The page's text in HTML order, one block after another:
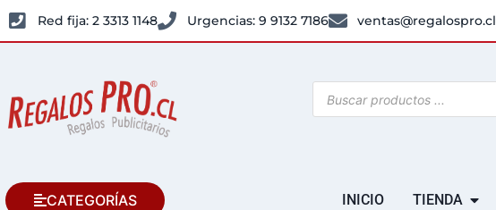
Red fija: 2 3313 1148 Urgencias: 9 9132 7186 ventas@regalospro.cl
CATEGORÍAS INICIO TIENDA